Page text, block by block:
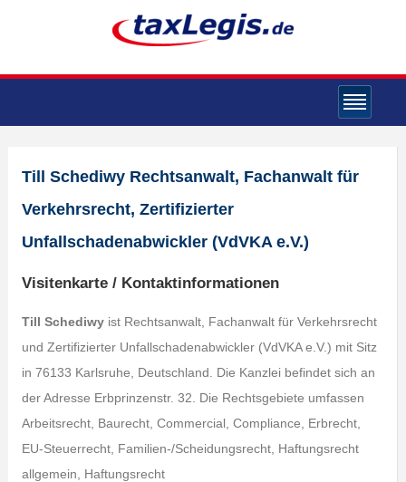
Till Schediwy Rechtsanwalt, Fachanwalt für
Verkehrsrecht, Zertifizierter
Unfallschadenabwickler (VdVKA e.V.)
Visitenkarte / Kontaktinformationen
Till Schediwyist Rechtsanwalt, Fachanwalt für Verkehrsrecht
und Zertifizierter Unfallschadenabwickler (VdVKA e.V.) mit Sitz
in 76133 Karlsruhe, Deutschland. Die Kanzlei befindet sich an
der Adresse Erbprinzenstr. 32. Die Rechtsgebiete umfassen
Arbeitsrecht, Baurecht, Commercial, Compliance, Erbrecht,
EU-Steuerrecht, Familien-/Scheidungsrecht, Haftungsrecht
allgemein, Haftungsrecht